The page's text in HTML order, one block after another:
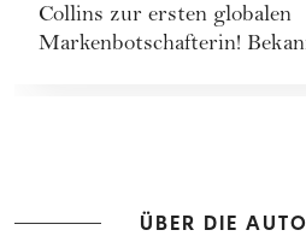
Collins zur ersten globalen
Markenbotschafterin!
ÜBER DIE